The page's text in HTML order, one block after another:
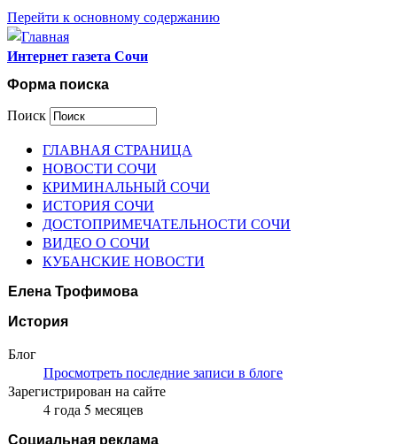
Перейти к основному содержанию
Интернет газета Сочи
Форма поиска
Поиск
ГЛАВНАЯ СТРАНИЦА
НОВОСТИ СОЧИ
КРИМИНАЛЬНЫЙ СОЧИ
ИСТОРИЯ СОЧИ
ДОСТОПРИМЕЧАТЕЛЬНОСТИ СОЧИ
ВИДЕО О СОЧИ
КУБАНСКИЕ НОВОСТИ
Елена Трофимова
История
Блог
Просмотреть последние записи в блоге
Зарегистрирован на сайте
4 года 5 месяцев
Социальная реклама